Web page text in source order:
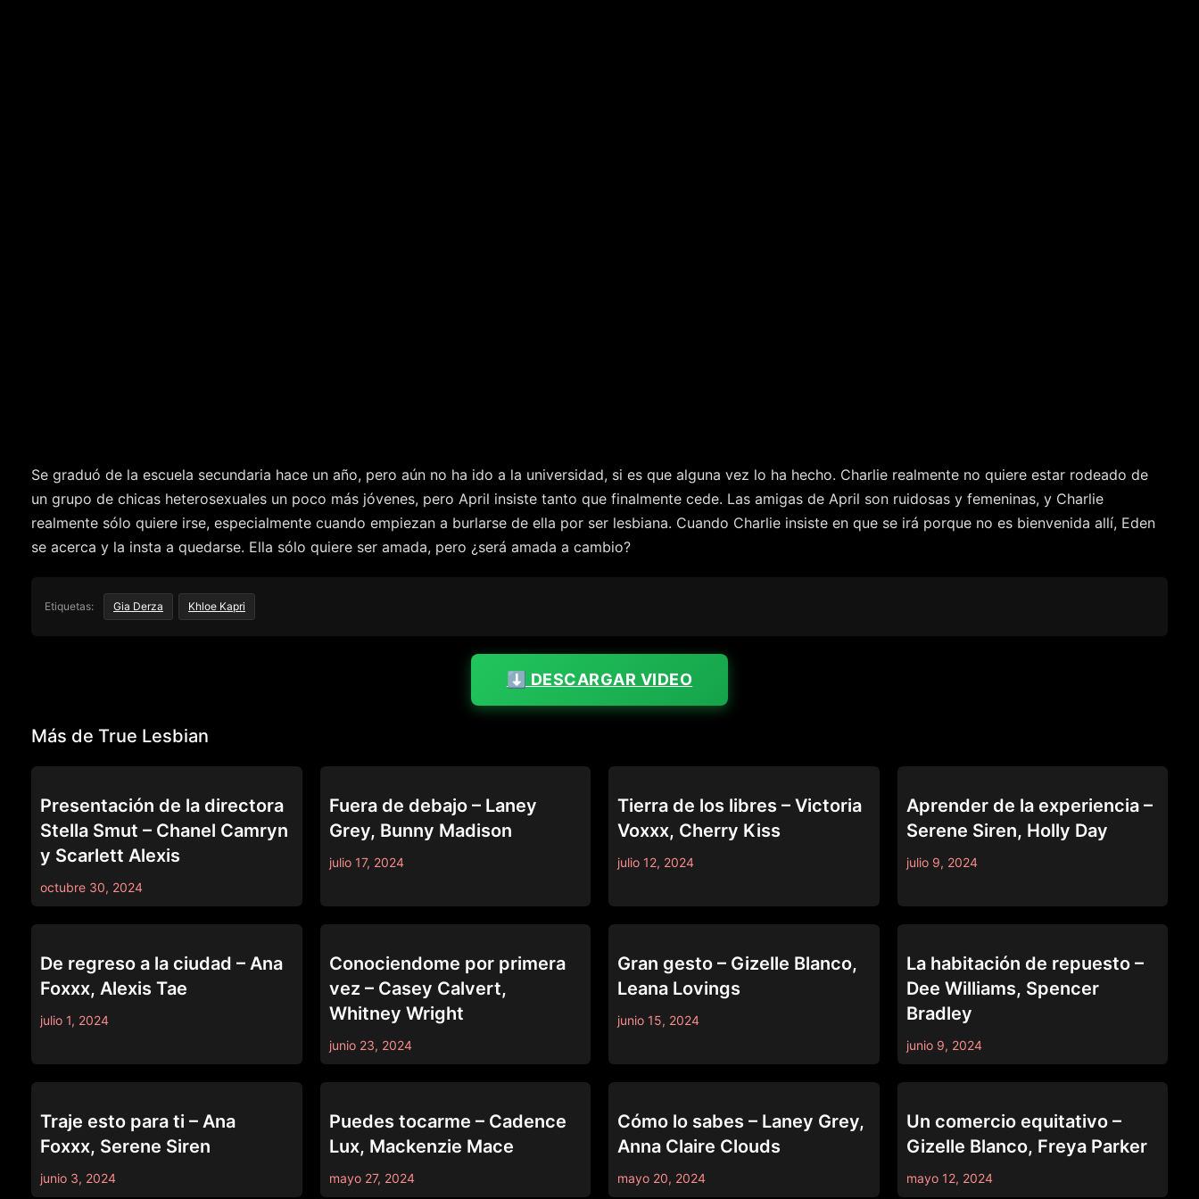
Se graduó de la escuela secundaria hace un año, pero aún no ha ido a la universidad, si es que alguna vez lo ha hecho. Charlie realmente no quiere estar rodeado de
un grupo de chicas heterosexuales un poco más jóvenes, pero April insiste tanto que finalmente cede. Las amigas de April son ruidosas y femeninas, y Charlie
realmente sólo quiere irse, especialmente cuando empiezan a burlarse de ella por ser lesbiana. Cuando Charlie insiste en que se irá porque no es bienvenida allí, Eden
se acerca y la insta a quedarse. Ella sólo quiere ser amada, pero ¿será amada a cambio?
Etiquetas: Gia Derza Khloe Kapri
⬇️ DESCARGAR VIDEO
Más de True Lesbian
Presentación de la directora
Stella Smut – Chanel Camryn
y Scarlett Alexis
octubre 30, 2024
Fuera de debajo – Laney
Grey, Bunny Madison
julio 17, 2024
Tierra de los libres – Victoria
Voxxx, Cherry Kiss
julio 12, 2024
Aprender de la experiencia –
Serene Siren, Holly Day
julio 9, 2024
De regreso a la ciudad – Ana
Foxxx, Alexis Tae
julio 1, 2024
Conociendome por primera
vez – Casey Calvert,
Whitney Wright
junio 23, 2024
Gran gesto – Gizelle Blanco,
Leana Lovings
junio 15, 2024
La habitación de repuesto –
Dee Williams, Spencer
Bradley
junio 9, 2024
Traje esto para ti – Ana
Foxxx, Serene Siren
junio 3, 2024
Puedes tocarme – Cadence
Lux, Mackenzie Mace
mayo 27, 2024
Cómo lo sabes – Laney Grey,
Anna Claire Clouds
mayo 20, 2024
Un comercio equitativo –
Gizelle Blanco, Freya Parker
mayo 12, 2024